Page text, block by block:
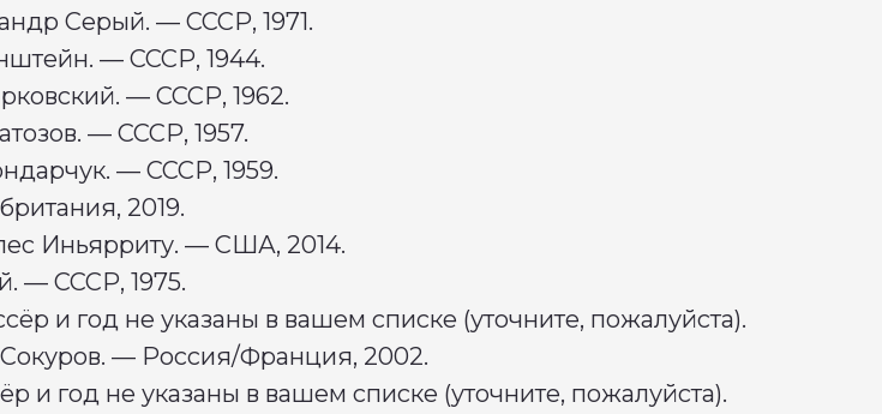
Серый. — СССР, 1971.
— СССР, 1944.
— СССР, 1962.
— СССР, 1957.
— СССР, 1959.
2019.
Иньярриту. — США, 2014.
— СССР, 1975.
и год не указаны в вашем списке (уточните, пожалуйста).
— Россия/Франция, 2002.
и год не указаны в вашем списке (уточните, пожалуйста).
АртМастерс 2020
АртМастерс 2021
АртМастерс 2023
АртМастерс 2024
ДОКУМЕНТАЦИЯ
Сведения об образовательной организации
Положение о Чемпионате
Доктрина АртМастерс
Положение о премии